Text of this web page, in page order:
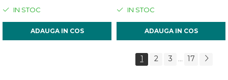
IN STOC
ADAUGA IN COS
IN STOC
ADAUGA IN COS
1 2 3 17